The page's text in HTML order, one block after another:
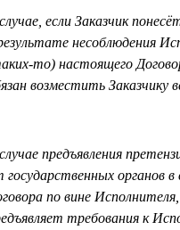
если Заказчик
несоблюдения
то) настоящего
возместить Заказчику
предъявления
государственных органов в
по вине
требования к